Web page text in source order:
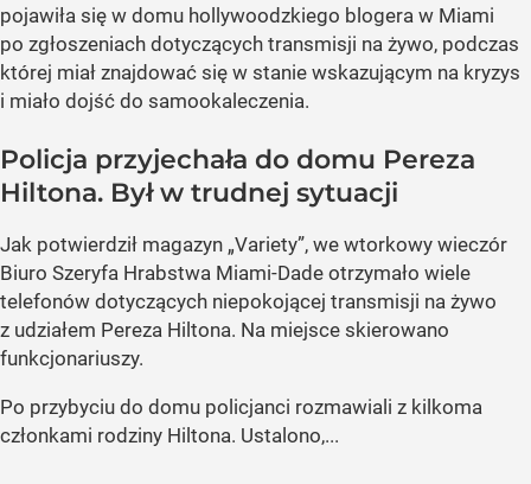
pojawiła się w domu hollywoodzkiego blogera w Miami
po zgłoszeniach dotyczących transmisji na żywo, podczas
której miał znajdować się w stanie wskazującym na kryzys
i miało dojść do samookaleczenia.
Policja przyjechała do domu Pereza
Hiltona. Był w trudnej sytuacji
Jak potwierdził magazyn „Variety”, we wtorkowy wieczór
Biuro Szeryfa Hrabstwa Miami-Dade otrzymało wiele
telefonów dotyczących niepokojącej transmisji na żywo
z udziałem Pereza Hiltona. Na miejsce skierowano
funkcjonariuszy.
Po przybyciu do domu policjanci rozmawiali z kilkoma
członkami rodziny Hiltona. Ustalono,...